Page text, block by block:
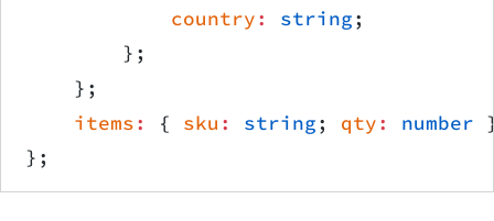
            country
: string;
        };
    };
    items
: { sku : string; qty: number
};